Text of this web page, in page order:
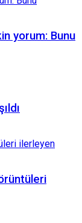
yorum: Bunu